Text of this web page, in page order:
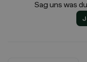
Sag uns was